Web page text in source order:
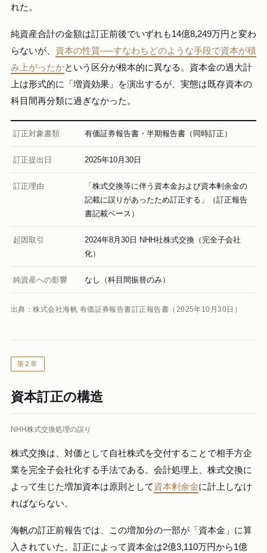
れた。
純資産合計の金額は訂正前後でいずれも14億8,249万円と変わ
らないが、 資本の性質──すなわちどのような手段で資本が積
み上がったかという区分が根本的に異なる。資本金の過大計
上は形式的に「増資効果」を演出するが、実態は既存資本の
科目間再分類に過ぎなかった。
訂正対象書類 有価証券報告書・半期報告書（同時訂正）
訂正提出日 2025年10月30日
訂正理由
「株式交換等に伴う資本金および資本剰余金の
記載に誤りがあったため訂正する」（訂正報告
書記載ベース）
起因取引
2024年8月30日 NHH社株式交換（完全子会社
化）
純資産への影響 なし（科目間振替のみ）
出典：株式会社海帆 有価証券報告書訂正報告書（2025年10月30日）
第2章
資本訂正の構造
NHH株式交換処理の誤り
株式交換は、対価として自社株式を交付することで相手方企
業を完全子会社化する手法である。会計処理上、株式交換に
よって生じた増加資本は原則として資本剰余金に計上しなけ
ればならない。
海帆の訂正前報告では、この増加分の一部が「資本金」に算
入されていた。訂正によって資本金は2億3,110万円から1億